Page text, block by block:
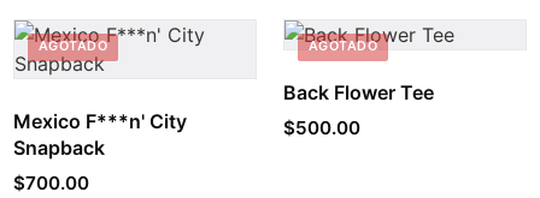
AGOTADO
Mexico F***n' City
Snapback
$700.00
AGOTADO
Back Flower Tee
$500.00